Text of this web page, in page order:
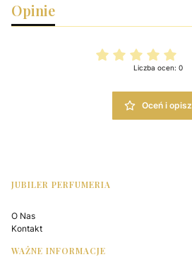
Opinie
Liczba ocen: 0
Oceń i opisz
Linki w stopce
JUBILER PERFUMERIA
O Nas
Kontakt
WAŻNE INFORMACJE